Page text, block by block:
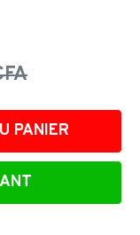
PANIER